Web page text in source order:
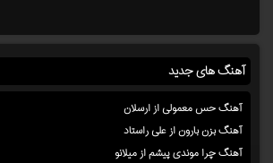
آهنگ های جدید
آهنگ حس معمولی از ارسلان
آهنگ بزن بارون از علی راستاد
آهنگ چرا موندی پیشم از میلانو